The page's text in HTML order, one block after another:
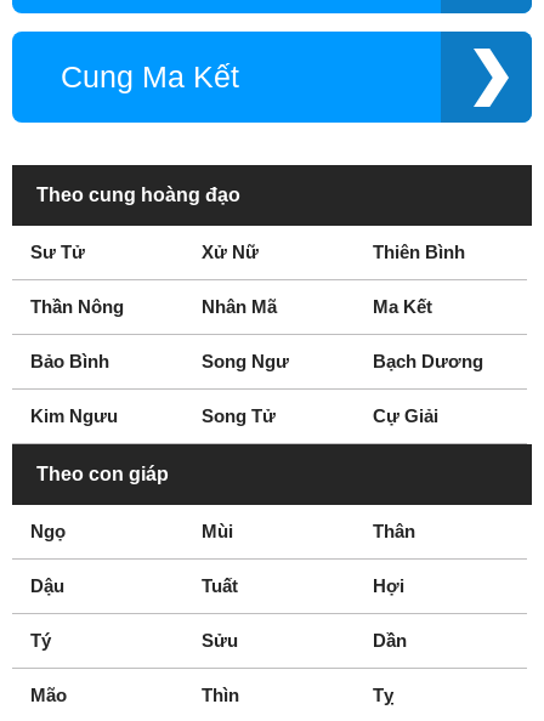
Cung Ma Kết
Theo cung hoàng đạo
Sư Tử Xử Nữ Thiên Bình
Thần Nông Nhân Mã Ma Kết
Bảo Bình Song Ngư Bạch Dương
Kim Ngưu Song Tử Cự Giải
Theo con giáp
Ngọ Mùi Thân
Dậu Tuất Hợi
Tý Sửu Dần
Mão Thìn Tỵ